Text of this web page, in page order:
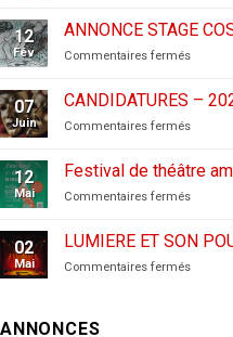
AUX
–
12
Fév
ANNONCE STAGE
Commentaires ferméssur
STAGE
07
Juin
CANDIDATURES –
Commentaires ferméssur
2025
12
Mai
Festival de théâtre
Commentaires ferméssur
de
théâtre
amateur
02
Mai
LUMIERE ET SON
Commentaires ferméssur
ANNONCES